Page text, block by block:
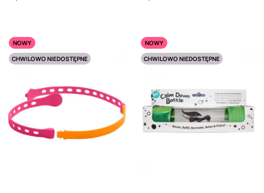
NOWY
CHWILOWO NIEDOSTĘPNE
NOWY
CHWILOWO NIEDOSTĘPNE